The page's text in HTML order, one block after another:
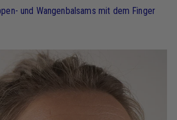
und Wangenbalsams mit dem Finger